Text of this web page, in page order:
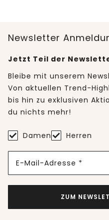
Newsletter
Jetzt Teil der
Bleibe mit unserem
Von aktuellen Trend-
bis hin zu exklusiven
du nichts mehr!
Damen Herren
E-Mail-Adresse *
ZUM